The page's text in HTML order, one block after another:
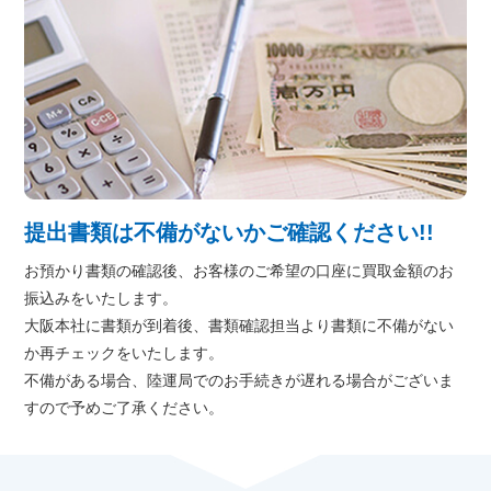
提出書類は不備がないかご確認ください!!
お預かり書類の確認後、お客様のご希望の口座に買取金額のお
振込みをいたします。
大阪本社に書類が到着後、書類確認担当より書類に不備がない
か再チェックをいたします。
不備がある場合、陸運局でのお手続きが遅れる場合がございま
すので予めご了承ください。